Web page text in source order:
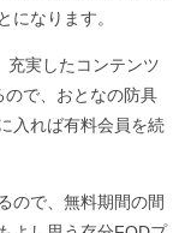
になります。
充実したコンテンツ
で、おとなの防具
入れば有料会員を続
ので、無料期間の間